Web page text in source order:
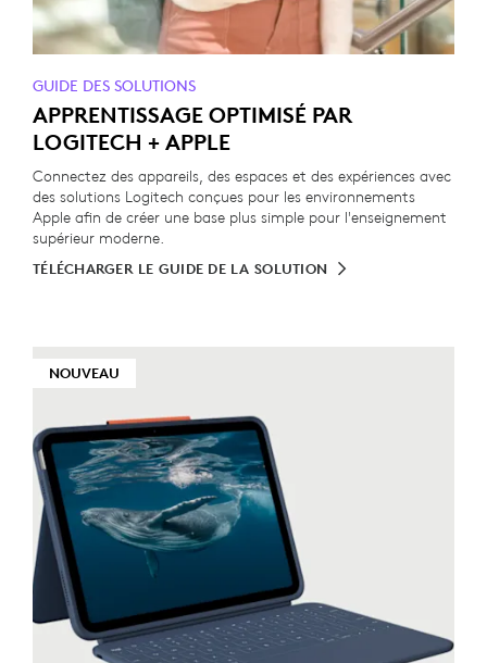
GUIDE DES SOLUTIONS
APPRENTISSAGE OPTIMISÉ PAR
LOGITECH + APPLE
Connectez des appareils, des espaces et des expériences avec
des solutions Logitech conçues pour les environnements
Apple afin de créer une base plus simple pour l'enseignement
supérieur moderne.
TÉLÉCHARGER LE GUIDE DE LA SOLUTION
NOUVEAU